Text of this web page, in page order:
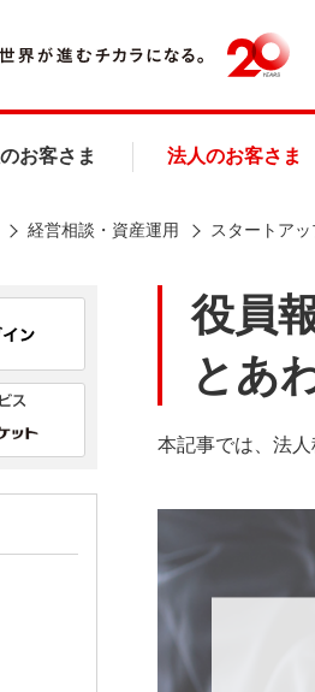
お客さま 法人のお客さま
経営相談・資産運用 スタートア
役員
とあ
本記事では、法